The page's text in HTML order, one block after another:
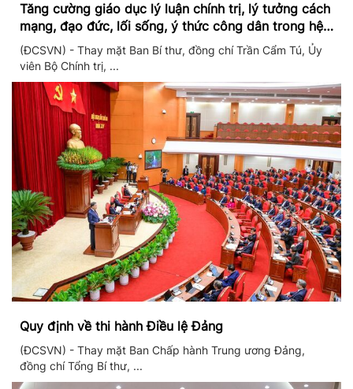
Tăng cường giáo dục lý luận chính trị, lý tưởng cách
mạng, đạo đức, lối sống, ý thức công dân trong hệ
thống giáo dục quốc dân
(ĐCSVN) - Thay mặt Ban Bí thư, đồng chí Trần Cẩm Tú, Ủy
viên Bộ Chính trị, ...
Quy định về thi hành Điều lệ Đảng
(ĐCSVN) - Thay mặt Ban Chấp hành Trung ương Đảng,
đồng chí Tổng Bí thư, ...